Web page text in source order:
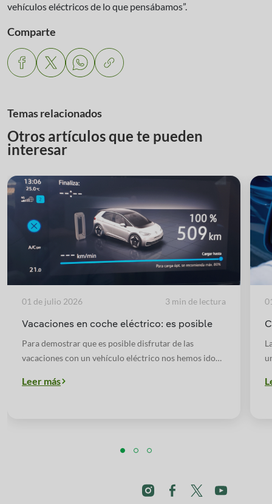
vehículos eléctricos de lo que pensábamos”.
Comparte
Temas relacionados
Otros artículos que te pueden
interesar
Vacaciones en coche eléctrico: es posible
Para demostrar que es posible disfrutar de las
vacaciones con un vehículo eléctrico nos hemos ido
cuatro días, utilizando solo la app y los puntos de
01 de julio 2026 3 min de lectura
Leer más